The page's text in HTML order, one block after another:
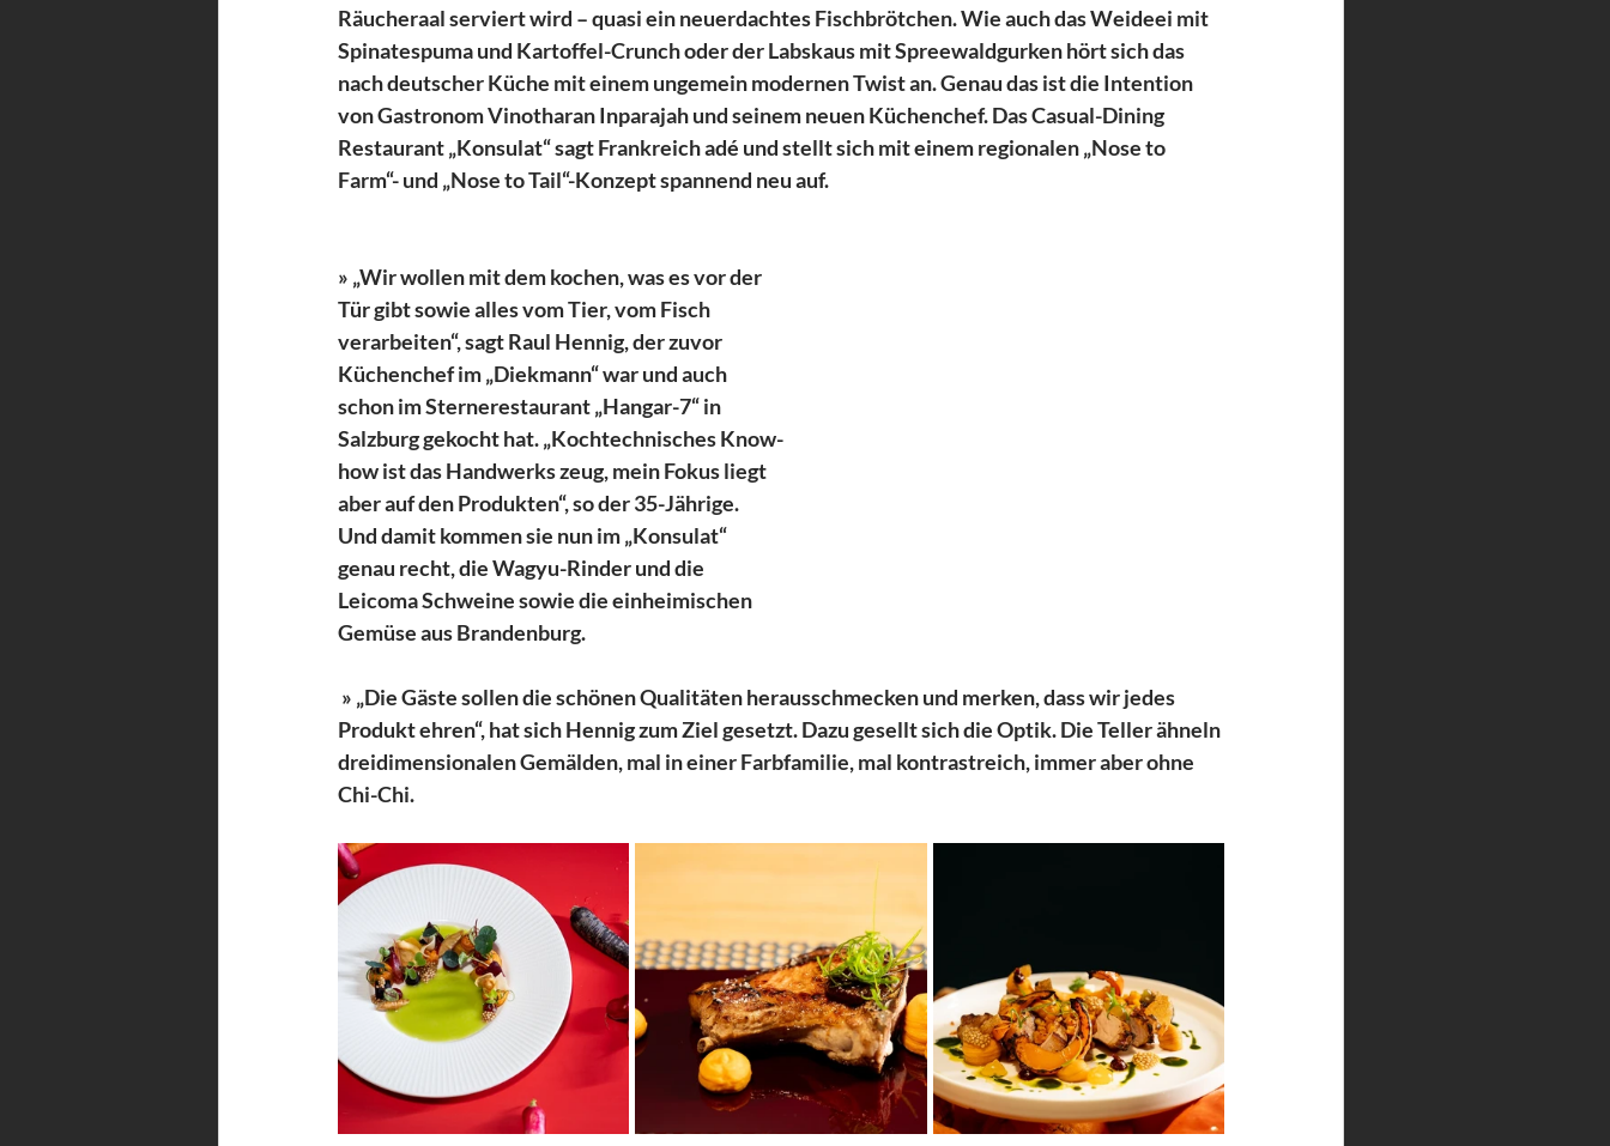
Räucheraal serviert wird – quasi ein neuerdachtes Fischbrötchen. Wie auch das Weideei mit
Spinatespuma und Kartoffel-Crunch oder der Labskaus mit Spreewaldgurken hört sich das
nach deutscher Küche mit einem ungemein modernen Twist an. Genau das ist die Intention
von Gastronom Vinotharan Inparajah und seinem neuen Küchenchef. Das Casual-Dining
Restaurant „Konsulat“ sagt Frankreich adé und stellt sich mit einem regionalen „Nose to
Farm“- und „Nose to Tail“-Konzept spannend neu auf.
» „Wir wollen mit dem kochen, was es vor der
Tür gibt sowie alles vom Tier, vom Fisch
verarbeiten“, sagt Raul Hennig, der zuvor
Küchenchef im „Diekmann“ war und auch
schon im Sternerestaurant „Hangar-7“ in
Salzburg gekocht hat. „Kochtechnisches Know-
how ist das Handwerks zeug, mein Fokus liegt
aber auf den Produkten“, so der 35-Jährige.
Und damit kommen sie nun im „Konsulat“
genau recht, die Wagyu-Rinder und die
Leicoma Schweine sowie die einheimischen
Gemüse aus Brandenburg.
» „Die Gäste sollen die schönen Qualitäten herausschmecken und merken, dass wir jedes
Produkt ehren“, hat sich Hennig zum Ziel gesetzt. Dazu gesellt sich die Optik. Die Teller ähneln
dreidimensionalen Gemälden, mal in einer Farbfamilie, mal kontrastreich, immer aber ohne
Chi-Chi.